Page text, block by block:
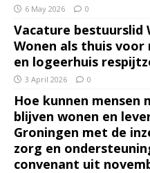
6 May 2026 0
Vacature bestuurslid
Wonen als thuis
en logeerhuis
3 April 2026 0
Hoe kunnen
blijven wonen en
Groningen met de
zorg en
convenant uit